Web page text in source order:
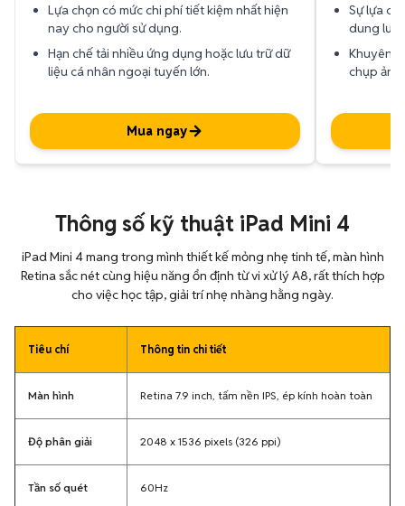
Lựa chọn có mức chi phí tiết kiệm nhất hiện
nay cho người sử dụng.
Hạn chế tải nhiều ứng dụng hoặc lưu trữ dữ
liệu cá nhân ngoại tuyến lớn.
Mua ngay
Sự lựa
dung
Khuyên
chụp
Thông số kỹ thuật iPad Mini 4
iPad Mini 4 mang trong mình thiết kế mỏng nhẹ tinh tế, màn hình
Retina sắc nét cùng hiệu năng ổn định từ vi xử lý A8, rất thích hợp
cho việc học tập, giải trí nhẹ nhàng hằng ngày.
Tiêu chí Thông tin chi tiết
Màn hình Retina 7.9 inch, tấm nền IPS, ép kính hoàn toàn
Độ phân giải 2048 x 1536 pixels (326 ppi)
Tần số quét 60Hz